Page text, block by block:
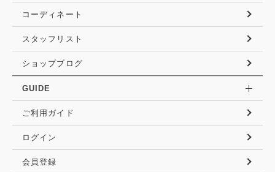
コーディネート
スタッフリスト
ショップブログ
GUIDE
ご利用ガイド
ログイン
会員登録